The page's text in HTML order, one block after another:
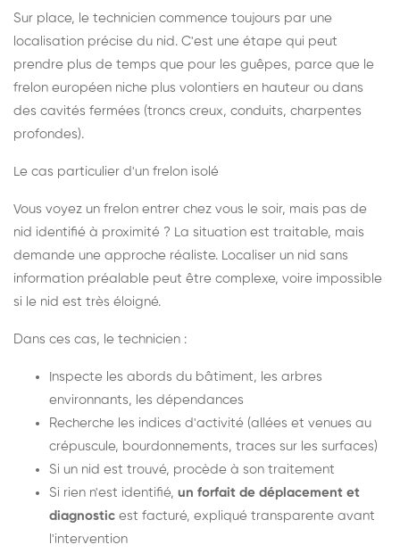
Sur place, le technicien commence toujours par une
localisation précise du nid. C'est une étape qui peut
prendre plus de temps que pour les guêpes, parce que le
frelon européen niche plus volontiers en hauteur ou dans
des cavités fermées (troncs creux, conduits, charpentes
profondes).
Le cas particulier d'un frelon isolé
Vous voyez un frelon entrer chez vous le soir, mais pas de
nid identifié à proximité ? La situation est traitable, mais
demande une approche réaliste. Localiser un nid sans
information préalable peut être complexe, voire impossible
si le nid est très éloigné.
Dans ces cas, le technicien :
Inspecte les abords du bâtiment, les arbres
environnants, les dépendances
Recherche les indices d'activité (allées et venues au
crépuscule, bourdonnements, traces sur les surfaces)
Si un nid est trouvé, procède à son traitement
Si rien n'est identifié, un forfait de déplacement et
diagnostic est facturé, expliqué transparente avant
l'intervention